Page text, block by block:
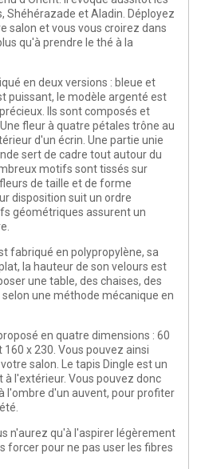
Shéhérazade et Aladin. Déployez
salon et vous vous croirez dans
qu'à prendre le thé à la
en deux versions : bleue et
puissant, le modèle argenté est
Ils sont composés et
fleur à quatre pétales trône au
d'un écrin. Une partie unie
sert de cadre tout autour du
motifs sont tissés sur
de taille et de forme
disposition suit un ordre
géométriques assurent un
fabriqué en polypropylène, sa
la hauteur de son velours est
une table, des chaises, des
une méthode mécanique en
en quatre dimensions : 60
160 x 230. Vous pouvez ainsi
salon. Le tapis Dingle est un
l'extérieur. Vous pouvez donc
l'ombre d'un auvent, pour profiter
n'aurez qu'à l'aspirer légèrement
forcer pour ne pas user les fibres